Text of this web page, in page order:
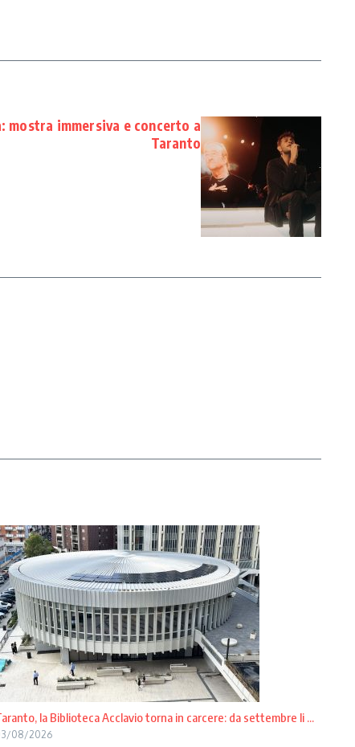
mostra immersiva e concerto a
Taranto
la Biblioteca Acclavio torna in carcere: da settembre li ...
08/2026